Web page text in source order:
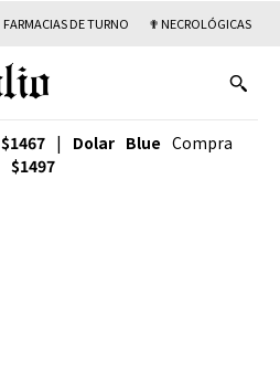
FARMACIAS DE TURNO ✟ NECROLÓGICAS
$1467 | Dolar Blue Compra
$1497